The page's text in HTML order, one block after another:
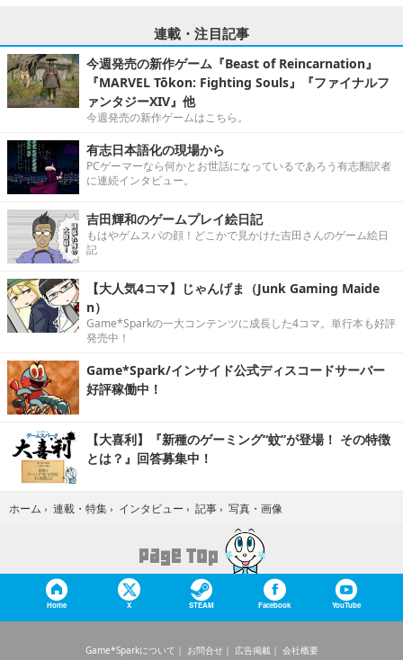
連載・注目記事
今週発売の新作ゲーム『Beast of Reincarnation』
『MARVEL Tōkon: Fighting Souls』『ファイナルフ
ァンタジーXIV』他
今週発売の新作ゲームはこちら。
有志日本語化の現場から
PCゲーマーなら何かとお世話になっているであろう有志翻訳者
に連続インタビュー。
吉田輝和のゲームプレイ絵日記
もはやゲムスパの顔！どこかで見かけた吉田さんのゲーム絵日
記
【大人気4コマ】じゃんげま（Junk Gaming Maide
n）
Game*Sparkの一大コンテンツに成長した4コマ。単行本も好評
発売中！
Game*Spark/インサイド公式ディスコードサーバー
好評稼働中！
【大喜利】『新種のゲーミング“蚊”が登場！ その特徴
とは？』回答募集中！
ホーム › 連載・特集 › インタビュー › 記事 › 写真・画像
Home X STEAM Facebook YouTube
Game*Sparkについて お問合せ 広告掲載
会社概要